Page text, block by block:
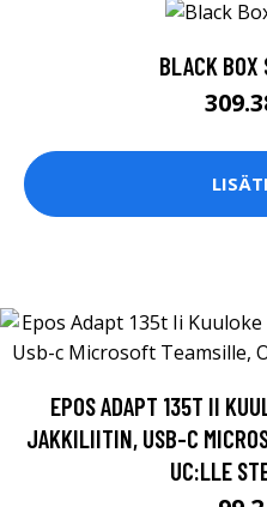
BLACK BOX
EPOS ADAPT 135T II
JAKKILIITIN, USB-C
UC:LLE